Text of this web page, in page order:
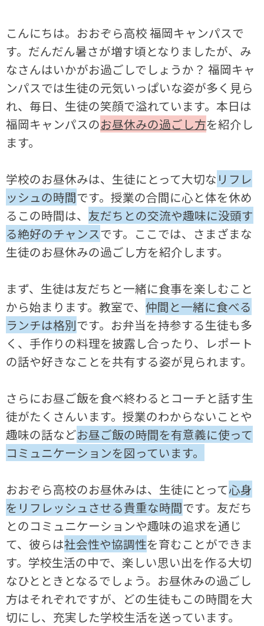
こんにちは。おおぞら高校 福岡キャンパスで
す。だんだん暑さが増す頃となりましたが、み
なさんはいかがお過ごしでしょうか？ 福岡キャ
ンパスでは生徒の元気いっぱいな姿が多く見ら
れ、毎日、生徒の笑顔で溢れています。本日は
福岡キャンパスのお昼休みの過ごし方を紹介し
ます。
学校のお昼休みは、生徒にとって大切な リフレ
ッシュの時間です。授業の合間に心と体を休め
るこの時間は、 友だちとの交流や趣味に没頭す
る絶好のチャンスです。ここでは、さまざまな
生徒のお昼休みの過ごし方を紹介します。
まず、生徒は友だちと一緒に食事を楽しむこと
から始まります。教室で、仲間と一緒に食べる
ランチは格別です。お弁当を持参する生徒も多
く、手作りの料理を披露し合ったり、レポート
の話や好きなことを共有する姿が見られます。
さらにお昼ご飯を食べ終わるとコーチと話す生
徒がたくさんいます。授業のわからないことや
趣味の話などお昼ご飯の時間を有意義に使って
コミュニケーションを図っています。
おおぞら高校のお昼休みは、生徒にとって心身
をリフレッシュさせる貴重な時間です。友だち
とのコミュニケーションや趣味の追求を通じ
て、彼らは社会性や協調性を育むことができま
す。学校生活の中で、楽しい思い出を作る大切
なひとときとなるでしょう。お昼休みの過ごし
方はそれぞれですが、どの生徒もこの時間を大
切にし、充実した学校生活を送っています。